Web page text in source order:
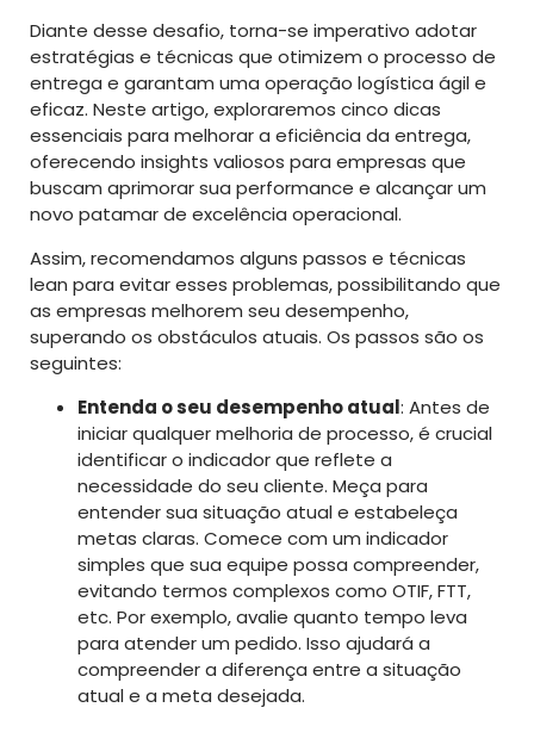
Diante desse desafio, torna-se imperativo adotar
estratégias e técnicas que otimizem o processo de
entrega e garantam uma operação logística ágil e
eficaz. Neste artigo, exploraremos cinco dicas
essenciais para melhorar a eficiência da entrega,
oferecendo insights valiosos para empresas que
buscam aprimorar sua performance e alcançar um
novo patamar de excelência operacional.
Assim, recomendamos alguns passos e técnicas
lean para evitar esses problemas, possibilitando que
as empresas melhorem seu desempenho,
superando os obstáculos atuais. Os passos são os
seguintes:
Entenda o seu desempenho atual: Antes de
iniciar qualquer melhoria de processo, é crucial
identificar o indicador que reflete a
necessidade do seu cliente. Meça para
entender sua situação atual e estabeleça
metas claras. Comece com um indicador
simples que sua equipe possa compreender,
evitando termos complexos como OTIF, FTT,
etc. Por exemplo, avalie quanto tempo leva
para atender um pedido. Isso ajudará a
compreender a diferença entre a situação
atual e a meta desejada.